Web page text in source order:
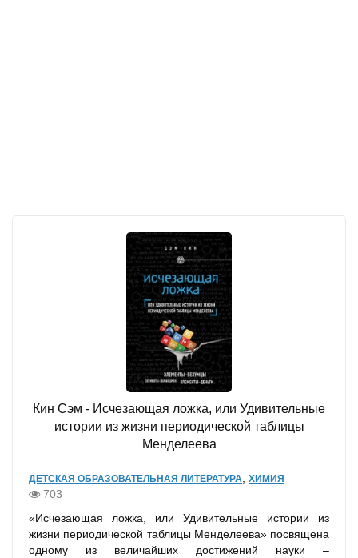
Кин Сэм - Исчезающая ложка, или Удивительные
истории из жизни периодической таблицы
Менделеева
ДЕТСКАЯ ОБРАЗОВАТЕЛЬНАЯ ЛИТЕРАТУРА ХИМИЯ
703
«Исчезающая ложка, или Удивительные истории из
жизни периодической таблицы Менделеева» посвящена
одному из величайших достижений науки –